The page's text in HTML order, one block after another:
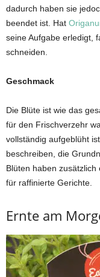
dadurch haben sie
beendet ist. Hat
seine Aufgabe erledigt,
schneiden.
Geschmack
Die Blüte ist wie das
für den Frischverzehr
vollständig aufgeblüht
beschreiben, die
Blüten haben
für raffinierte Gerichte.
Ernte am